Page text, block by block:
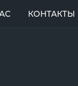
КОНТАКТЫ